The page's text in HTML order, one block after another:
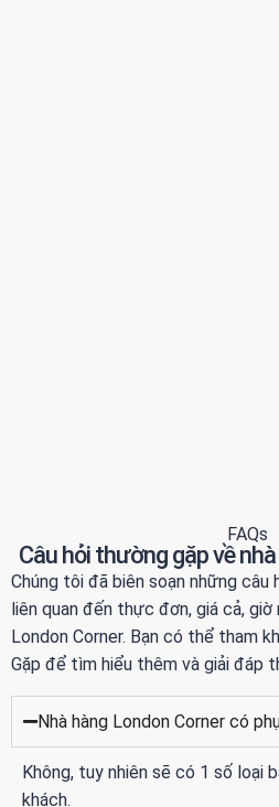
FAQs
Câu hỏi thường gặp về
Chúng tôi đã biên soạn những câu
liên quan đến thực đơn, giá cả,
London Corner. Bạn có thể tham
Gặp để tìm hiểu thêm và giải đáp
Nhà hàng London Corner có
Không, tuy nhiên sẽ có 1 số loại
khách.